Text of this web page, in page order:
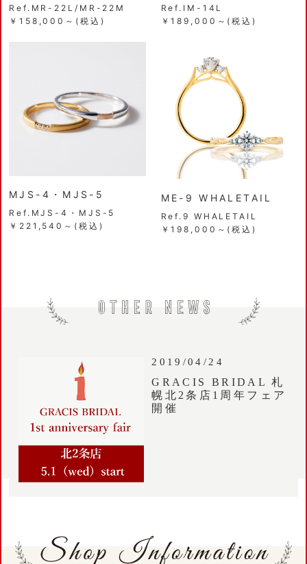
Ref.MR-22L/MR-22M
￥158,000～(税込)
Ref.IM-14L
￥189,000～(税込)
MJS-4・MJS-5
Ref.MJS-4・MJS-5
￥221,540～(税込)
ME-9 WHALETAIL
Ref.9 WHALETAIL
￥198,000～(税込)
2019/04/24
GRACIS BRIDAL 札
幌北2条店1周年フェア
開催